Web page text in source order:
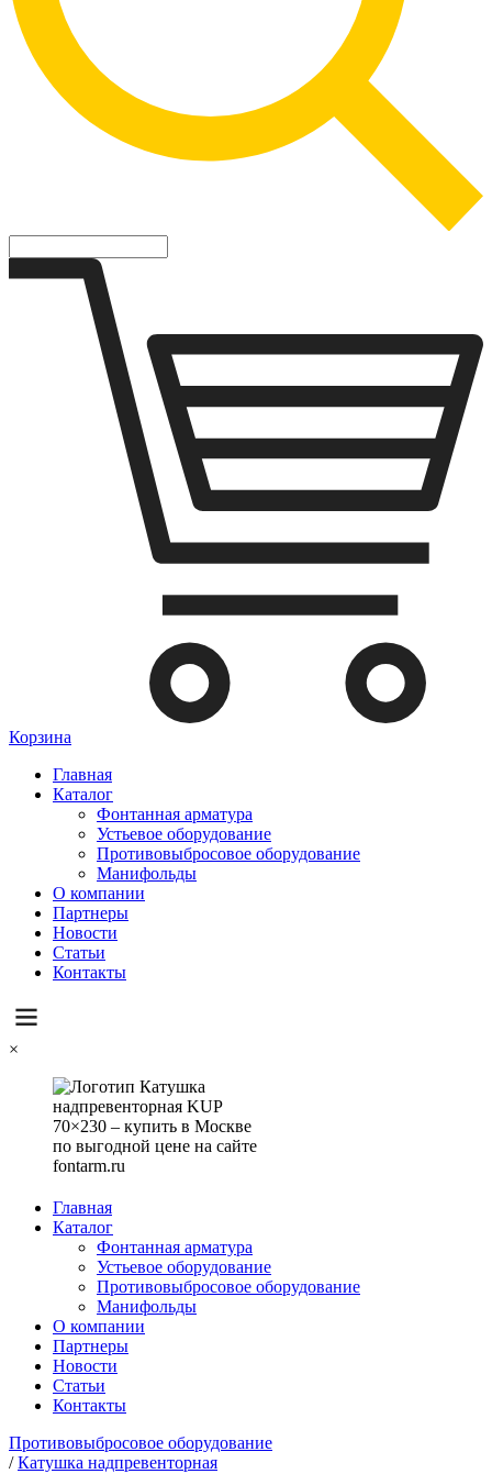
Корзина
Главная
Каталог
Фонтанная арматура
Устьевое оборудование
Противовыбросовое оборудование
Манифольды
О компании
Партнеры
Новости
Статьи
Контакты
×
Главная
Каталог
Фонтанная арматура
Устьевое оборудование
Противовыбросовое оборудование
Манифольды
О компании
Партнеры
Новости
Статьи
Контакты
Противовыбросовое оборудование
/Катушка надпревенторная